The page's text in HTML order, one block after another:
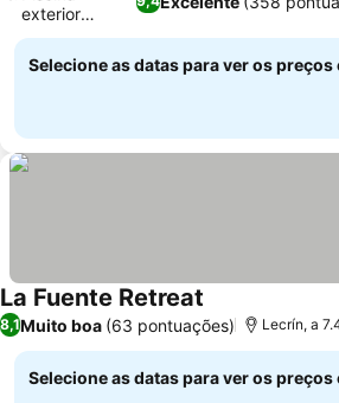
exterior
sazonal
Selecione as datas para ver os preços
La Fuente Retreat Ver preços
8,1Muito boa (63 pontuações) Lecrín, a
Selecione as datas para ver os preços